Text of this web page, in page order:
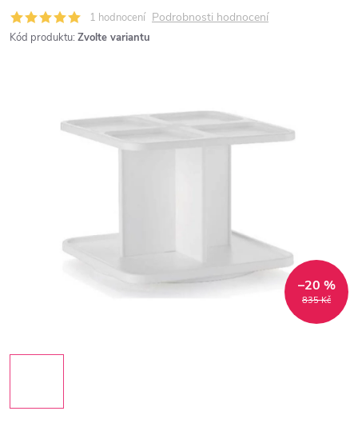
1 hodnocení Podrobnosti hodnocení
Kód produktu: Zvolte variantu
835 Kč
–20 %